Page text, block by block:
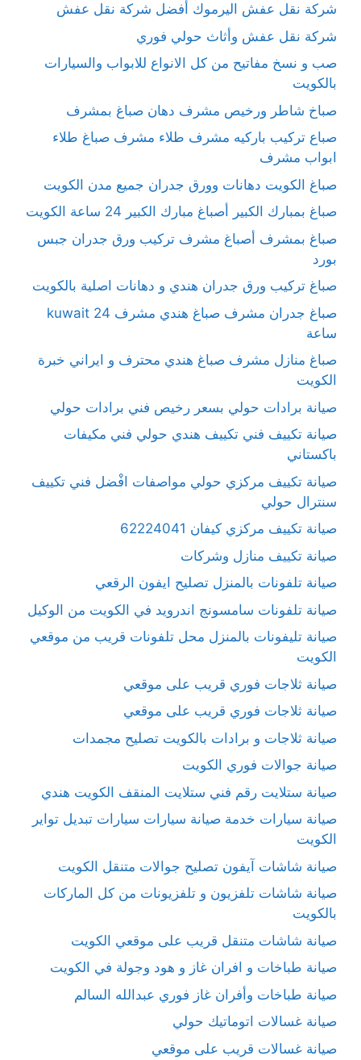
شركة نقل عفش اليرموك أفضل شركة نقل عفش
شركة نقل عفش وأثاث حولي فوري
صب و نسخ مفاتيح من كل الانواع للابواب والسيارات
بالكويت
صباخ شاطر ورخيص مشرف دهان صباغ بمشرف
صباع تركيب باركيه مشرف طلاء مشرف صباغ طلاء
ابواب مشرف
صباغ الكويت دهانات وورق جدران جميع مدن الكويت
صباغ بمبارك الكبير أصباغ مبارك الكبير 24 ساعة الكويت
صباغ بمشرف أصباغ مشرف تركيب ورق جدران جبس
بورد
صباغ تركيب ورق جدران هندي و دهانات اصلية بالكويت
صباغ جدران مشرف صباغ هندي مشرف kuwait 24
ساعة
صباغ منازل مشرف صباغ هندي محترف و ايراني خبرة
الكويت
صيانة برادات حولي بسعر رخيص فني برادات حولي
صيانة تكييف فني تكييف هندي حولي فني مكيفات
باكستاني
صيانة تكييف مركزي حولي مواصفات افْضل فني تكييف
سنترال حولي
صيانة تكييف مركزي كيفان 62224041
صيانة تكييف منازل وشركات
صيانة تلفونات بالمنزل تصليح ايفون الرقعي
صيانة تلفونات سامسونج اندرويد في الكويت من الوكيل
صيانة تليفونات بالمنزل محل تلفونات قريب من موقعي
الكويت
صيانة ثلاجات فوري قريب على موقعي
صيانة ثلاجات فوري قريب على موقعي
صيانة ثلاجات و برادات بالكويت تصليح مجمدات
صيانة جوالات فوري الكويت
صيانة ستلايت رقم فني ستلايت المنقف الكويت هندي
صيانة سيارات خدمة صيانة سيارات سيارات تبديل تواير
الكويت
صيانة شاشات آيفون تصليح جوالات متنقل الكويت
صيانة شاشات تلفزيون و تلفزيونات من كل الماركات
بالكويت
صيانة شاشات متنقل قريب على موقعي الكويت
صيانة طباخات و افران غاز و هود وجولة في الكويت
صيانة طباخات وأفران غاز فوري عبدالله السالم
صيانة غسالات اتوماتيك حولي
صيانة غسالات قريب على موقعي